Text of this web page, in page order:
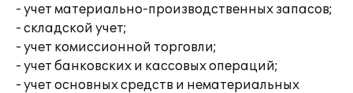
- учет материально-производственных запасов;
- складской учет;
- учет комиссионной торговли;
- учет банковских и кассовых операций;
- учет основных средств и нематериальных